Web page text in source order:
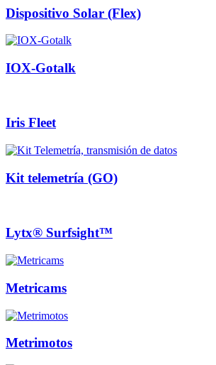
Dispositivo Solar (Flex)
IOX-Gotalk
Iris Fleet
Kit telemetría (GO)
Lytx® Surfsight™
Metricams
Metrimotos